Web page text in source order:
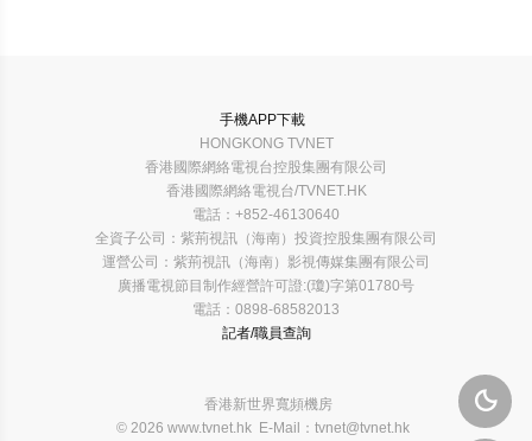

手機APP下載
HONGKONG TVNET
香港國際網絡電視台控股集團有限公司
香港國際網絡電視台/TVNET.HK
電話：+852-46130640
全資子公司：紫荊視訊（海南）投資控股集團有限公司
運營公司：紫荊視訊（海南）影視傳媒集團有限公司
廣播電視節目制作經營許可證:(瓊)字第01780号
電話：0898-68582013
記者/職員查詢
香港新世界寬頻機房
© 2026 www.tvnet.hk E-Mail：tvnet@tvnet.hk